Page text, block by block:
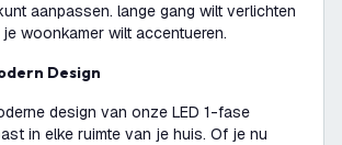
aanpassen. lange gang wilt verlichten
woonkamer wilt accentueren.
Design
design van onze LED 1-fase
in elke ruimte van je huis. Of je nu